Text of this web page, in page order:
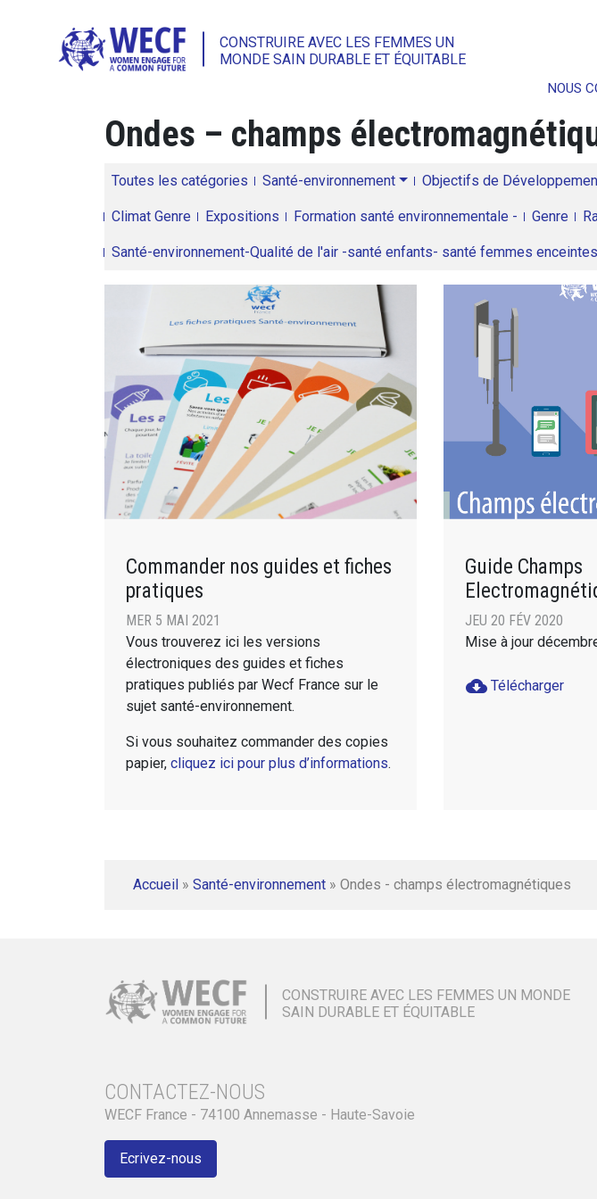
CONSTRUIRE AVEC LES FEMMES UN
MONDE SAIN DURABLE ET ÉQUITABLE
NOUS
Ondes – champs
Toutes les catégories Santé-environnement Objectifs de
Climat Genre Expositions Formation santé environnementale - Genre
Santé-environnement-Qualité de l'air -santé enfants- santé femmes enceintes
Commander nos guides et fiches
pratiques
MER 5 MAI 2021
Vous trouverez ici les versions
électroniques des guides et fiches
pratiques publiés par Wecf France sur le
sujet santé-environnement.
Si vous souhaitez commander des copies
papier, cliquez ici pour plus d’informations.
Guide Champs
JEU 20 FÉV 2020
Mise à jour
cloud_download Télécharger
Accueil » Santé-environnement » Ondes - champs électromagnétiques
CONSTRUIRE AVEC LES FEMMES UN MONDE
SAIN DURABLE ET ÉQUITABLE
CONTACTEZ-NOUS
WECF France - 74100 Annemasse - Haute-Savoie
Ecrivez-nous